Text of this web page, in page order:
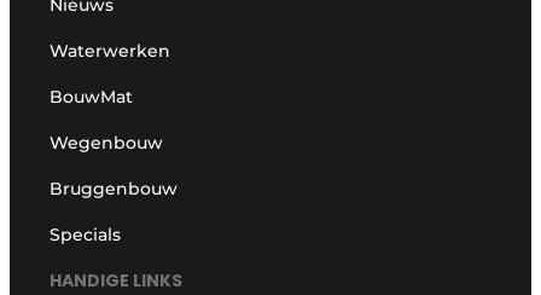
Nieuws
Waterwerken
BouwMat
Wegenbouw
Bruggenbouw
Specials
HANDIGE LINKS